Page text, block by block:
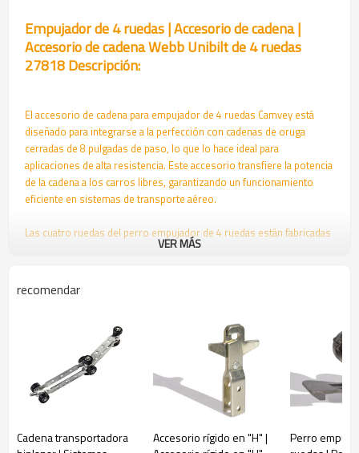
Empujador de 4 ruedas | Accesorio de cadena |
Accesorio de cadena Webb Unibilt de 4 ruedas
27818 Descripción:
El accesorio de cadena para empujador de 4 ruedas Camvey está
diseñado para integrarse a la perfección con cadenas de oruga
cerradas de 8 pulgadas de paso, lo que lo hace ideal para
aplicaciones de alta resistencia. Este accesorio transfiere la potencia
de la cadena a los carros libres, garantizando un funcionamiento
eficiente en sistemas de transporte aéreo.
Las cuatro ruedas del perro empujador de 4 ruedas están fabricadas
con acero de alta calidad para cojinetes, tratado térmicamente para
fabricado con acero forjado de alta resistencia, lo que garantiza
El accesorio de cadena/perno de empuje de 4 ruedas de Camvey es
equivalente al Jervis Webb n.° 27818, y nuestros componentes son
generalmente intercambiables con los de esta marca. Ofrecemos
soluciones confiables para transportadores aéreos y piezas
diseñadas para un funcionamiento sin problemas.
VER MÁS
recomendar
Cadena transportadora
Accesorio rígido en "H" |
Perro